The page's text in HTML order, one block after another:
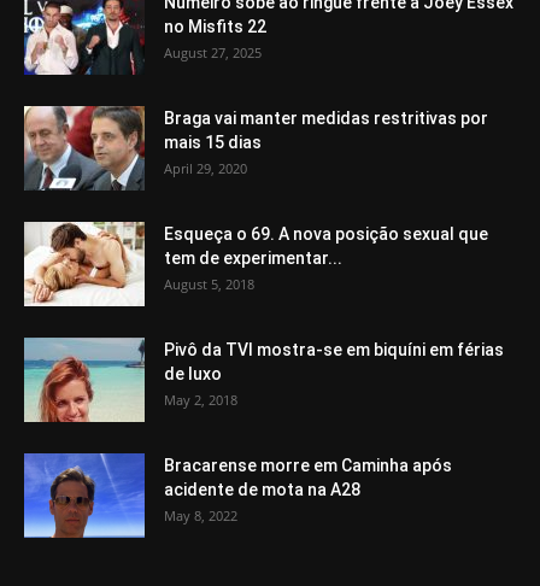
no Misfits 22
August 27, 2025
Braga vai manter medidas restritivas por
mais 15 dias
April 29, 2020
Esqueça o 69. A nova posição sexual que
tem de experimentar...
August 5, 2018
Pivô da TVI mostra-se em biquíni em férias
de luxo
May 2, 2018
Bracarense morre em Caminha após
acidente de mota na A28
May 8, 2022